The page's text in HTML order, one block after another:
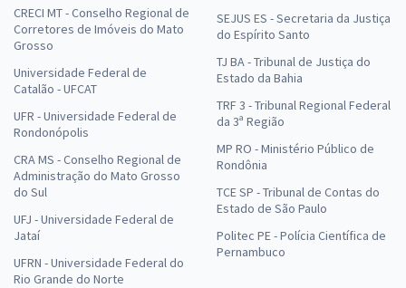
CRECI MT - Conselho Regional de
Corretores de Imóveis do Mato
Grosso
Universidade Federal de
Catalão - UFCAT
UFR - Universidade Federal de
Rondonópolis
CRA MS - Conselho Regional de
Administração do Mato Grosso
do Sul
UFJ - Universidade Federal de
Jataí
UFRN - Universidade Federal do
Rio Grande do Norte
SEJUS ES - Secretaria da Justiça
do Espírito Santo
TJ BA - Tribunal de Justiça do
Estado da Bahia
TRF 3 - Tribunal Regional Federal
da 3ª Região
MP RO - Ministério Público de
Rondônia
TCE SP - Tribunal de Contas do
Estado de São Paulo
Politec PE - Polícia Científica de
Pernambuco